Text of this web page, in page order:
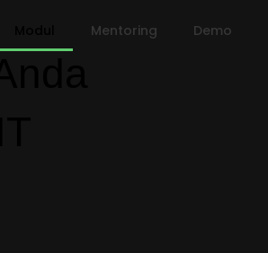
Mentoring Demo